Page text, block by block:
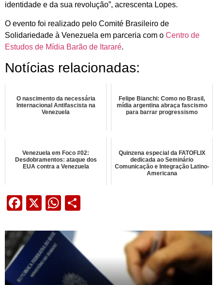
identidade e da sua revolução”, acrescenta Lopes.
O evento foi realizado pelo Comité Brasileiro de
Solidariedade à Venezuela em parceria com o Centro de
Estudos de Mídia Barão de Itararé.
Notícias relacionadas:
O nascimento da necessária
Internacional Antifascista na
Venezuela
Felipe Bianchi: Como no Brasil,
mídia argentina abraça fascismo
para barrar progressismo
Venezuela em Foco #02:
Desdobramentos: ataque dos
EUA contra a Venezuela
Quinzena especial da FATOFLIX
dedicada ao Seminário
Comunicação e Integração Latino-
Americana
Facebook
X WhatsApp